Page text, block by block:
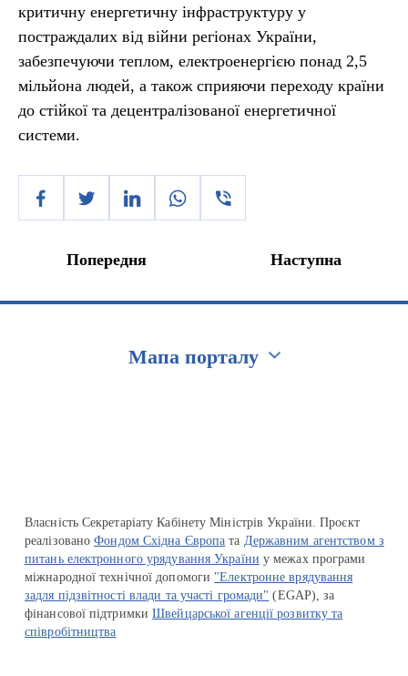
критичну енергетичну інфраструктуру у
постраждалих від війни регіонах України,
забезпечуючи теплом, електроенергією понад 2,5
мільйона людей, а також сприяючи переходу країни
до стійкої та децентралізованої енергетичної
системи.
Попередня Наступна
Мапа порталу
Власність Секретаріату Кабінету Міністрів України. Проєкт
реалізованоФондом Східна Європа та Державним агентством з
питань електронного урядування України у межах програми
міжнародної технічної допомоги "Електронне врядування
задля підзвітності влади та участі громади" (EGAP), за
фінансової підтримкиШвейцарської агенції розвитку та
співробітництва